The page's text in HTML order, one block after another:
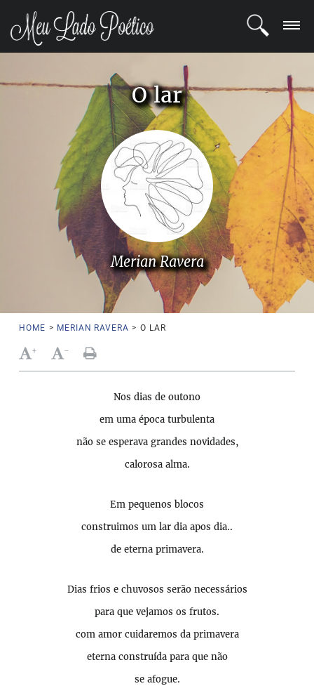
COMUNIDADE
O lar
Merian Ravera
HOME > MERIAN RAVERA > O LAR
+ -
Nos dias de outono
em uma época turbulenta
não se esperava grandes novidades,
calorosa alma.
Em pequenos blocos
construimos um lar dia apos dia..
de eterna primavera.
Dias frios e chuvosos serão necessários
para que vejamos os frutos.
com amor cuidaremos da primavera
eterna construída para que não
se afogue.